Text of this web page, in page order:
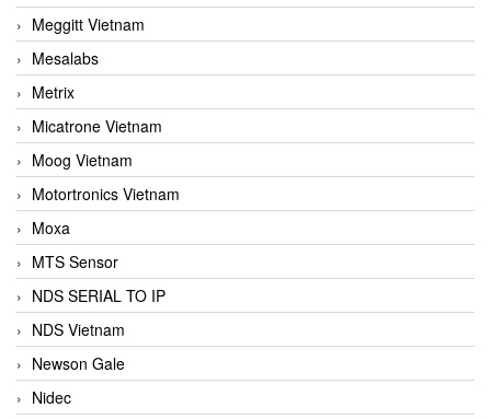
Meggitt Vietnam
Mesalabs
Metrix
Micatrone Vietnam
Moog Vietnam
Motortronics Vietnam
Moxa
MTS Sensor
NDS SERIAL TO IP
NDS Vietnam
Newson Gale
Nidec